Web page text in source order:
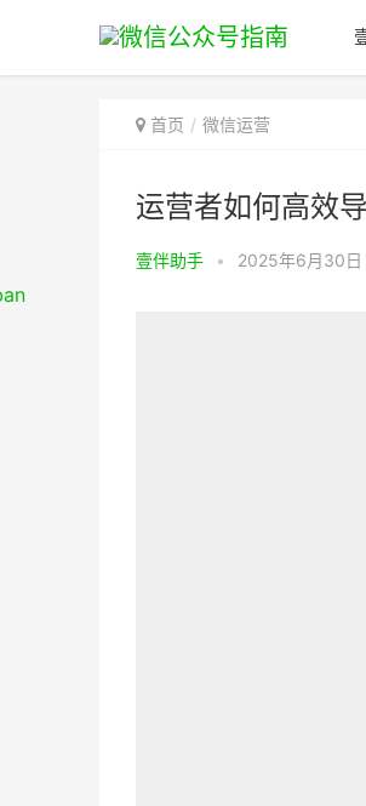
首页 微信运营
运营者如何高效
壹伴助手 • 2025年6月30日